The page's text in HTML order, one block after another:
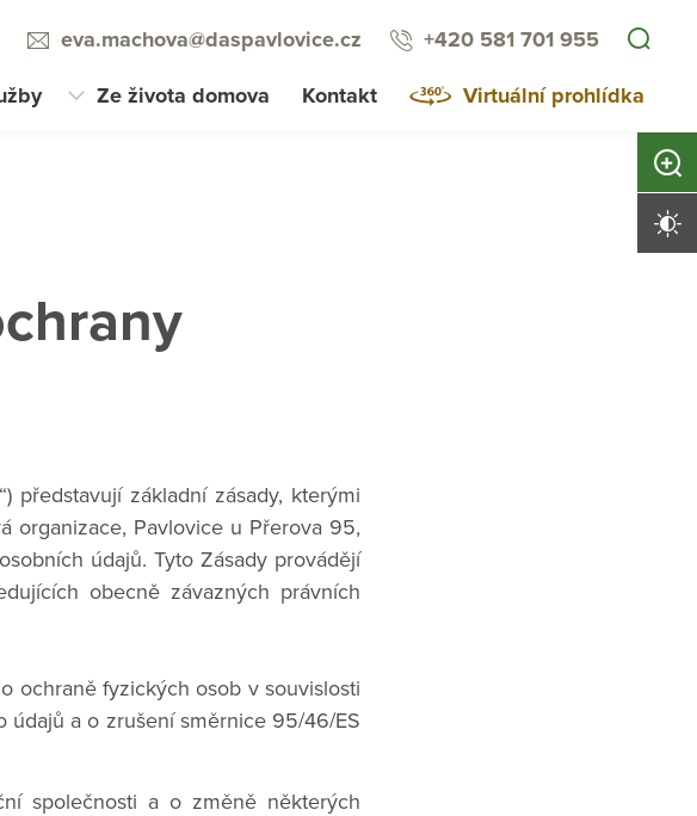
eva.machova@daspavlovice.cz +420 581 701 955
Ze života domova Kontakt Virtuální prohlídka
“) představují základní zásady, kterými
organizace, Pavlovice u Přerova 95,
údajů. Tyto Zásady provádějí
obecně závazných právních
ochraně fyzických osob v souvislosti
a o zrušení směrnice 95/46/ES
společnosti a o změně některých